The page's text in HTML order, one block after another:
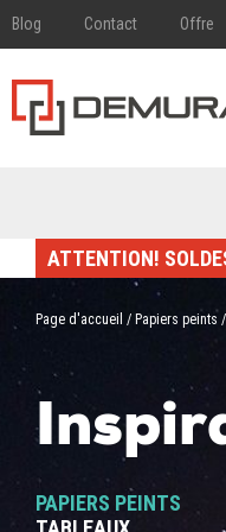
Blog Contact Offre
ATTENTION!
Page d'accueil / Papiers peints /
PAPIERS PEINTS